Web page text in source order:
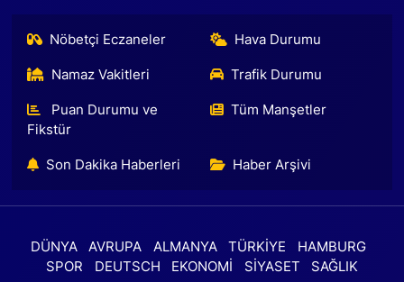
Nöbetçi Eczaneler Hava Durumu
Namaz Vakitleri Trafik Durumu
Puan Durumu ve
Fikstür
Tüm Manşetler
Son Dakika Haberleri Haber Arşivi
DÜNYA AVRUPA ALMANYA TÜRKİYE
HAMBURG
SPOR
DEUTSCH EKONOMİ SİYASET SAĞLIK